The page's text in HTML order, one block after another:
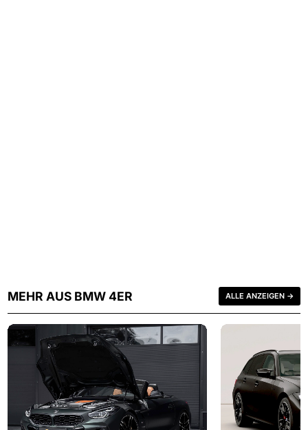
MEHR AUS BMW 4ER ALLE ANZEIGEN →